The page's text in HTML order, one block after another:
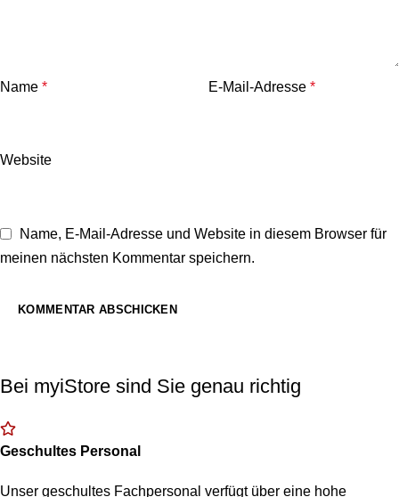
Name * E-Mail-Adresse *
Website
Name, E-Mail-Adresse und Website in diesem Browser für
meinen nächsten Kommentar speichern.
Bei myiStore sind Sie genau richtig
Geschultes Personal
Unser geschultes Fachpersonal verfügt über eine hohe